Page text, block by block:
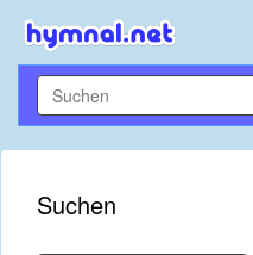
Suchen